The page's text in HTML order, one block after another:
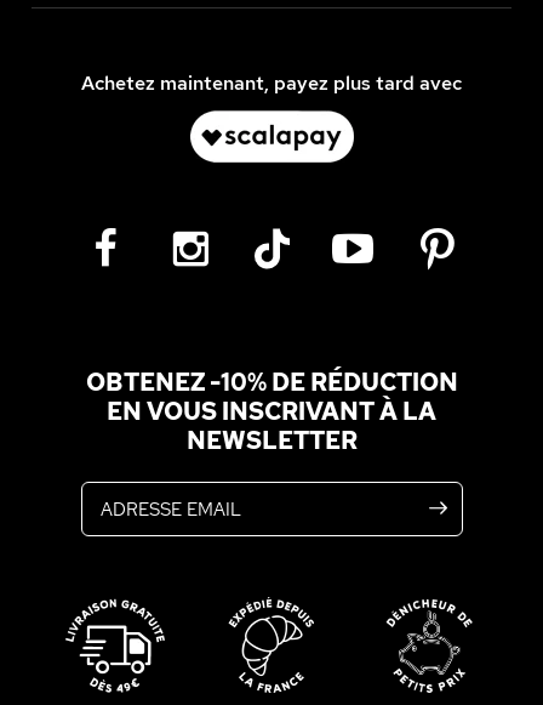
Achetez maintenant, payez plus tard avec
OBTENEZ -10% DE RÉDUCTION
EN VOUS INSCRIVANT À LA
NEWSLETTER